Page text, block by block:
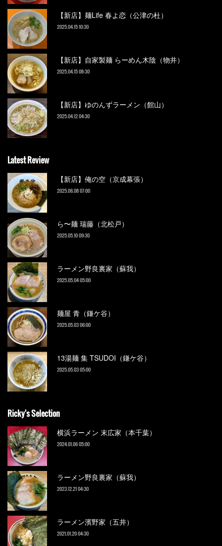
【新店】麺Life 春よ恋（公津の杜）
2025.04.15 10:30
【新店】自家製麺 らーめん木陰（物井）
2025.04.15 08:30
【新店】ゆのんずラーメン（館山）
2025.04.12 04:30
Latest Review
【新店】俺の空（京成幕張）
2025.06.08 07:00
ら〜麺 瑞藤（北松戸）
2025.05.10 09:30
ラーメン野良裏家（蘇我）
2025.05.04 05:00
麺屋 青（鎌ケ谷）
2025.05.03 06:00
13湯麺 集 TSUDOI（鎌ケ谷）
2025.05.03 05:00
Ricky's Selection
横浜ラーメン 末広家（本千葉）
2024.01.06 05:00
ラーメン野良裏家（蘇我）
2023.12.21 04:30
ラーメン濱野家（五井）
2021.01.20 04:30